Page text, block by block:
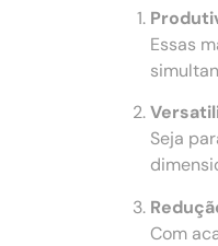
Essas
Seja
Com